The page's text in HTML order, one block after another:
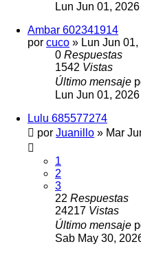
Lun Jun 01,
Ambar 602341914
por cuco » Lun Jun
0 Respuestas
1542 Vistas
Último mensaje
Lun Jun 01,
Lulu 685577274
por Juanillo » Mar
1
2
3
22 Respuestas
24217 Vistas
Último mensaje
Sab May 30,